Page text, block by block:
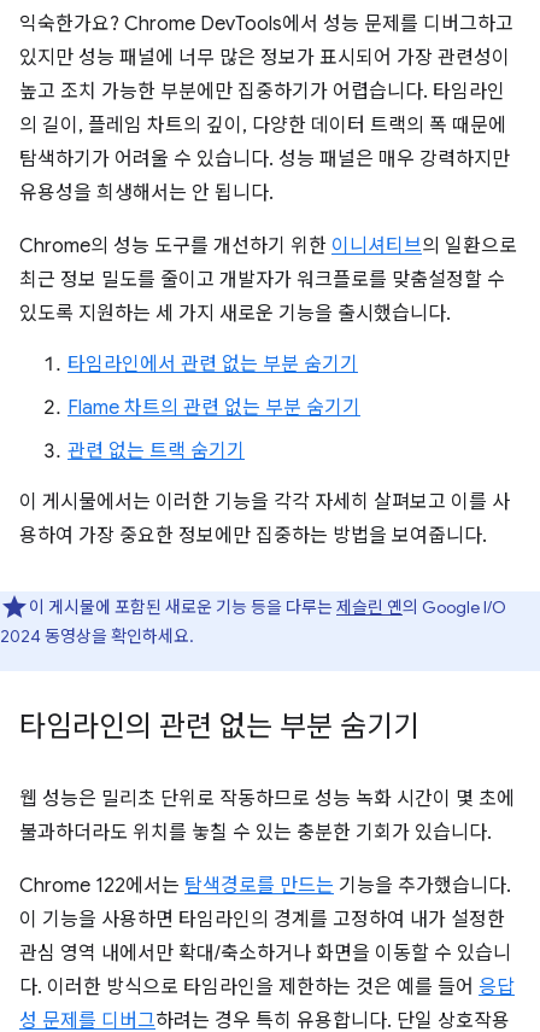
익숙한가요? Chrome DevTools에서 성능 문제를 디버그하고
있지만 성능 패널에 너무 많은 정보가 표시되어 가장 관련성이
높고 조치 가능한 부분에만 집중하기가 어렵습니다. 타임라인
의 길이, 플레임 차트의 깊이, 다양한 데이터 트랙의 폭 때문에
탐색하기가 어려울 수 있습니다. 성능 패널은 매우 강력하지만
유용성을 희생해서는 안 됩니다.
Chrome의 성능 도구를 개선하기 위한 이니셔티브의 일환으로
최근 정보 밀도를 줄이고 개발자가 워크플로를 맞춤설정할 수
있도록 지원하는 세 가지 새로운 기능을 출시했습니다.
타임라인에서 관련 없는 부분 숨기기
Flame 차트의 관련 없는 부분 숨기기
관련 없는 트랙 숨기기
이 게시물에서는 이러한 기능을 각각 자세히 살펴보고 이를 사
용하여 가장 중요한 정보에만 집중하는 방법을 보여줍니다.
이 게시물에 포함된 새로운 기능 등을 다루는제슬린 옌의 Google I/O
2024 동영상을 확인하세요.
타임라인의 관련 없는 부분 숨기기
웹 성능은 밀리초 단위로 작동하므로 성능 녹화 시간이 몇 초에
불과하더라도 위치를 놓칠 수 있는 충분한 기회가 있습니다.
Chrome 122에서는 탐색경로를 만드는 기능을 추가했습니다.
이 기능을 사용하면 타임라인의 경계를 고정하여 내가 설정한
관심 영역 내에서만 확대/축소하거나 화면을 이동할 수 있습니
다. 이러한 방식으로 타임라인을 제한하는 것은 예를 들어 응답
성 문제를 디버그하려는 경우 특히 유용합니다. 단일 상호작용